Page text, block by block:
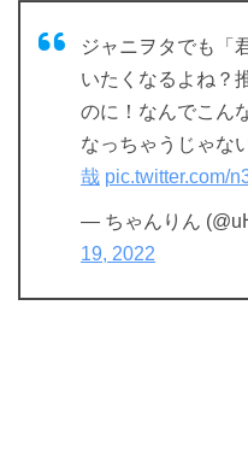
ジャニヲタでも「
いたくなるよね？
のに！なんでこん
なっちゃうじゃな
哉 pic.twitter.com/
— ちゃんりん
19, 2022